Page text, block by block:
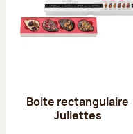
Boite rectangulaire
Juliettes